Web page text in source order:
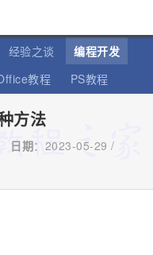
经验之谈
编程开发
教程
PS教程
方法
日期：2023-05-29 /